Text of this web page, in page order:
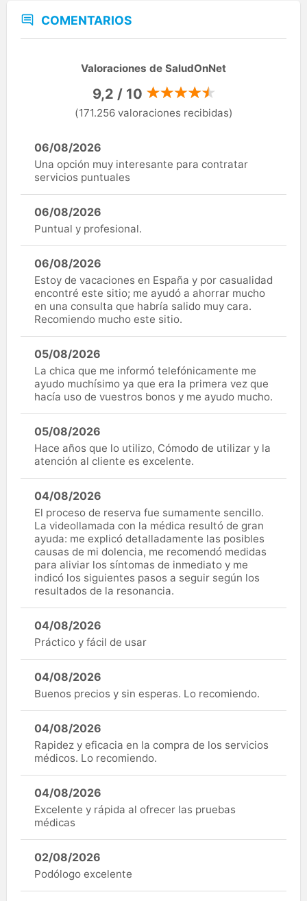
COMENTARIOS
Valoraciones de SaludOnNet
9,2 / 10
(171.256 valoraciones recibidas)
06/08/2026
Una opción muy interesante para contratar
servicios puntuales
06/08/2026
Puntual y profesional.
06/08/2026
Estoy de vacaciones en España y por casualidad
encontré este sitio; me ayudó a ahorrar mucho
en una consulta que habría salido muy cara.
Recomiendo mucho este sitio.
05/08/2026
La chica que me informó telefónicamente me
ayudo muchísimo ya que era la primera vez que
hacía uso de vuestros bonos y me ayudo mucho.
05/08/2026
Hace años que lo utilizo, Cómodo de utilizar y la
atención al cliente es excelente.
04/08/2026
El proceso de reserva fue sumamente sencillo.
La videollamada con la médica resultó de gran
ayuda: me explicó detalladamente las posibles
causas de mi dolencia, me recomendó medidas
para aliviar los síntomas de inmediato y me
indicó los siguientes pasos a seguir según los
resultados de la resonancia.
04/08/2026
Práctico y fácil de usar
04/08/2026
Buenos precios y sin esperas. Lo recomiendo.
04/08/2026
Rapidez y eficacia en la compra de los servicios
médicos. Lo recomiendo.
04/08/2026
Excelente y rápida al ofrecer las pruebas
médicas
02/08/2026
Podólogo excelente